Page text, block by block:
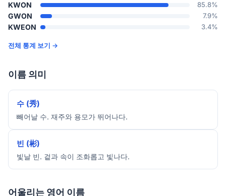
KWON 85.8%
GWON 7.9%
KWEON 3.4%
전체 통계 보기 →
이름 의미
수 (秀)
빼어날 수. 재주와 용모가 뛰어나다.
빈 (彬)
빛날 빈. 겉과 속이 조화롭고 빛나다.
어울리는 영어 이름